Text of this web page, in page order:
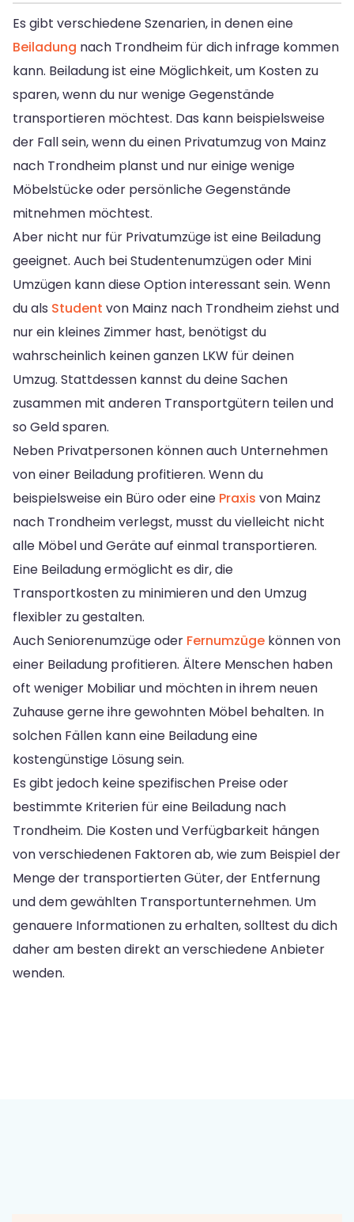
Es gibt verschiedene Szenarien, in denen eine
Beiladung nach Trondheim für dich infrage kommen
kann. Beiladung ist eine Möglichkeit, um Kosten zu
sparen, wenn du nur wenige Gegenstände
transportieren möchtest. Das kann beispielsweise
der Fall sein, wenn du einen Privatumzug von Mainz
nach Trondheim planst und nur einige wenige
Möbelstücke oder persönliche Gegenstände
mitnehmen möchtest.
Aber nicht nur für Privatumzüge ist eine Beiladung
geeignet. Auch bei Studentenumzügen oder Mini
Umzügen kann diese Option interessant sein. Wenn
du als Student von Mainz nach Trondheim ziehst und
nur ein kleines Zimmer hast, benötigst du
wahrscheinlich keinen ganzen LKW für deinen
Umzug. Stattdessen kannst du deine Sachen
zusammen mit anderen Transportgütern teilen und
so Geld sparen.
Neben Privatpersonen können auch Unternehmen
von einer Beiladung profitieren. Wenn du
beispielsweise ein Büro oder eine Praxis von Mainz
nach Trondheim verlegst, musst du vielleicht nicht
alle Möbel und Geräte auf einmal transportieren.
Eine Beiladung ermöglicht es dir, die
Transportkosten zu minimieren und den Umzug
flexibler zu gestalten.
Auch Seniorenumzüge oder Fernumzüge können von
einer Beiladung profitieren. Ältere Menschen haben
oft weniger Mobiliar und möchten in ihrem neuen
Zuhause gerne ihre gewohnten Möbel behalten. In
solchen Fällen kann eine Beiladung eine
kostengünstige Lösung sein.
Es gibt jedoch keine spezifischen Preise oder
bestimmte Kriterien für eine Beiladung nach
Trondheim. Die Kosten und Verfügbarkeit hängen
von verschiedenen Faktoren ab, wie zum Beispiel der
Menge der transportierten Güter, der Entfernung
und dem gewählten Transportunternehmen. Um
genauere Informationen zu erhalten, solltest du dich
daher am besten direkt an verschiedene Anbieter
wenden.